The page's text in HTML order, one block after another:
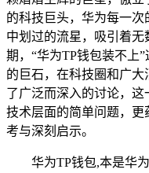
的科技巨头，华为每一
中划过的流星，吸引着
期，“华为TP钱包装不上
的巨石，在科技圈和广
了广泛而深入的讨论，
技术层面的简单问题，
考与深刻启示。
华为TP钱包,本是华